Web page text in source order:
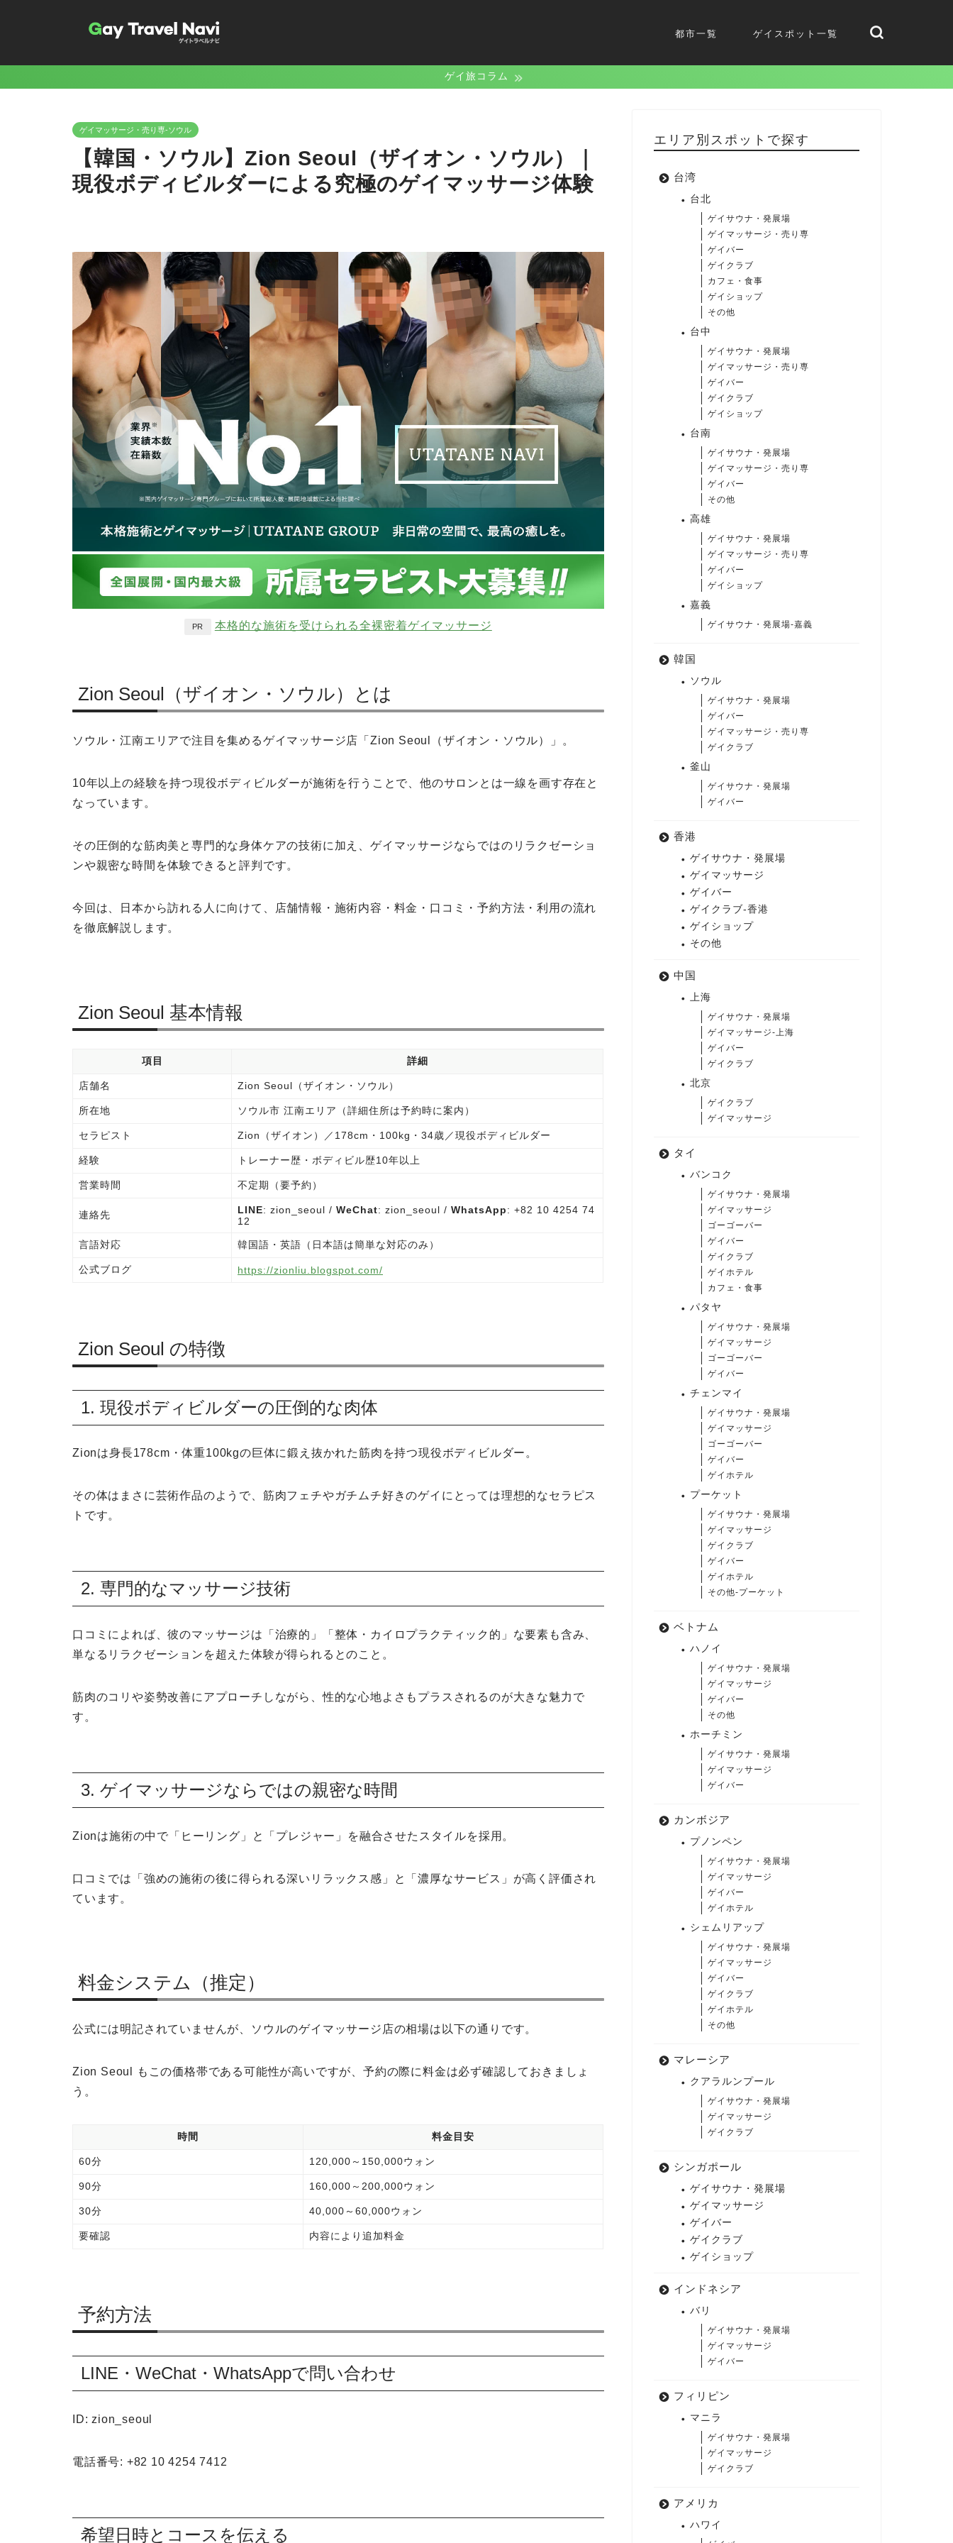
都市一覧 ゲイスポット一覧
ゲイ旅コラム
ゲイマッサージ・売り専-ソウル
【韓国・ソウル】Zion Seoul（ザイオン・ソウル）｜
現役ボディビルダーによる究極のゲイマッサージ体験
PR 本格的な施術を受けられる全裸密着ゲイマッサージ
Zion Seoul（ザイオン・ソウル）とは
ソウル・江南エリアで注目を集めるゲイマッサージ店「Zion Seoul（ザイオン・ソウル）」。
10年以上の経験を持つ現役ボディビルダーが施術を行うことで、他のサロンとは一線を画す存在と
なっています。
その圧倒的な筋肉美と専門的な身体ケアの技術に加え、ゲイマッサージならではのリラクゼーショ
ンや親密な時間を体験できると評判です。
今回は、日本から訪れる人に向けて、店舗情報・施術内容・料金・口コミ・予約方法・利用の流れ
を徹底解説します。
Zion Seoul 基本情報
項目 詳細
店舗名 Zion Seoul（ザイオン・ソウル）
所在地 ソウル市 江南エリア（詳細住所は予約時に案内）
セラピスト Zion（ザイオン）／178cm・100kg・34歳／現役ボディビルダー
経験 トレーナー歴・ボディビル歴10年以上
営業時間 不定期（要予約）
連絡先 LINE: zion_seoul / WeChat: zion_seoul / WhatsApp: +82 10 4254 74
12
言語対応 韓国語・英語（日本語は簡単な対応のみ）
公式ブログ https://zionliu.blogspot.com/
Zion Seoul の特徴
1. 現役ボディビルダーの圧倒的な肉体
Zionは身長178cm・体重100kgの巨体に鍛え抜かれた筋肉を持つ現役ボディビルダー。
その体はまさに芸術作品のようで、筋肉フェチやガチムチ好きのゲイにとっては理想的なセラピス
トです。
2. 専門的なマッサージ技術
口コミによれば、彼のマッサージは「治療的」「整体・カイロプラクティック的」な要素も含み、
単なるリラクゼーションを超えた体験が得られるとのこと。
筋肉のコリや姿勢改善にアプローチしながら、性的な心地よさもプラスされるのが大きな魅力で
す。
3. ゲイマッサージならではの親密な時間
Zionは施術の中で「ヒーリング」と「プレジャー」を融合させたスタイルを採用。
口コミでは「強めの施術の後に得られる深いリラックス感」と「濃厚なサービス」が高く評価され
ています。
料金システム（推定）
公式には明記されていませんが、ソウルのゲイマッサージ店の相場は以下の通りです。
Zion Seoul もこの価格帯である可能性が高いですが、予約の際に料金は必ず確認しておきましょ
う。
時間 料金目安
60分 120,000～150,000ウォン
90分 160,000～200,000ウォン
30分 40,000～60,000ウォン
要確認 内容により追加料金
予約方法
LINE・WeChat・WhatsAppで問い合わせ
ID: zion_seoul
電話番号: +82 10 4254 7412
希望日時とコースを伝える
エリア別スポットで探す
台湾
台北
ゲイサウナ・発展場
ゲイマッサージ・売り専
ゲイバー
ゲイクラブ
カフェ・食事
ゲイショップ
その他
台中
ゲイサウナ・発展場
ゲイマッサージ・売り専
ゲイバー
ゲイクラブ
ゲイショップ
台南
ゲイサウナ・発展場
ゲイマッサージ・売り専
ゲイバー
その他
高雄
ゲイサウナ・発展場
ゲイマッサージ・売り専
ゲイバー
ゲイショップ
嘉義
ゲイサウナ・発展場-嘉義
韓国
ソウル
ゲイサウナ・発展場
ゲイバー
ゲイマッサージ・売り専
ゲイクラブ
釜山
ゲイサウナ・発展場
ゲイバー
香港
ゲイサウナ・発展場
ゲイマッサージ
ゲイバー
ゲイクラブ-香港
ゲイショップ
その他
中国
上海
ゲイサウナ・発展場
ゲイマッサージ-上海
ゲイバー
ゲイクラブ
北京
ゲイクラブ
ゲイマッサージ
タイ
バンコク
ゲイサウナ・発展場
ゲイマッサージ
ゴーゴーバー
ゲイバー
ゲイクラブ
ゲイホテル
カフェ・食事
パタヤ
ゲイサウナ・発展場
ゲイマッサージ
ゴーゴーバー
ゲイバー
チェンマイ
ゲイサウナ・発展場
ゲイマッサージ
ゴーゴーバー
ゲイバー
ゲイホテル
プーケット
ゲイサウナ・発展場
ゲイマッサージ
ゲイクラブ
ゲイバー
ゲイホテル
その他-プーケット
ベトナム
ハノイ
ゲイサウナ・発展場
ゲイマッサージ
ゲイバー
その他
ホーチミン
ゲイサウナ・発展場
ゲイマッサージ
ゲイバー
カンボジア
プノンペン
ゲイサウナ・発展場
ゲイマッサージ
ゲイバー
ゲイホテル
シェムリアップ
ゲイサウナ・発展場
ゲイマッサージ
ゲイバー
ゲイクラブ
ゲイホテル
その他
マレーシア
クアラルンプール
ゲイサウナ・発展場
ゲイマッサージ
ゲイクラブ
シンガポール
ゲイサウナ・発展場
ゲイマッサージ
ゲイバー
ゲイクラブ
ゲイショップ
インドネシア
バリ
ゲイサウナ・発展場
ゲイマッサージ
ゲイバー
フィリピン
マニラ
ゲイサウナ・発展場
ゲイマッサージ
ゲイクラブ
アメリカ
ハワイ